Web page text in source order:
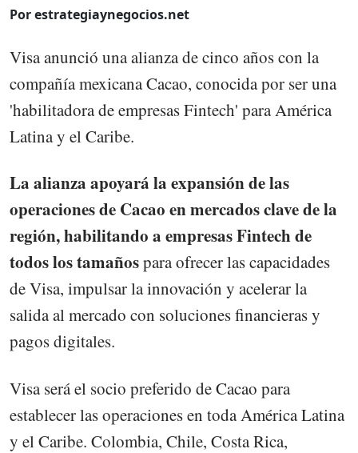
Por estrategiaynegocios.net
Visa anunció una alianza de cinco años con la
compañía mexicana Cacao, conocida por ser una
'habilitadora de empresas Fintech' para América
Latina y el Caribe.
La alianza apoyará la expansión de las
operaciones de Cacao en mercados clave de la
región, habilitando a empresas Fintech de
todos los tamañospara ofrecer las capacidades
de Visa, impulsar la innovación y acelerar la
salida al mercado con soluciones financieras y
pagos digitales.
Visa será el socio preferido de Cacao para
establecer las operaciones en toda América Latina
y el Caribe. Colombia, Chile, Costa Rica,